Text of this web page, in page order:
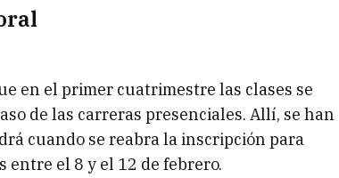
en el primer cuatrimestre las clases se
de las carreras presenciales. Allí, se han
cuando se reabra la inscripción para
entre el 8 y el 12 de febrero.